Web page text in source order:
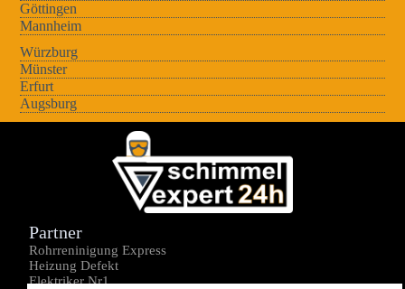
Göttingen
Mannheim
Würzburg
Münster
Erfurt
Augsburg
Partner
Rohrreninigung Express
Heizung Defekt
Elektriker Nr1